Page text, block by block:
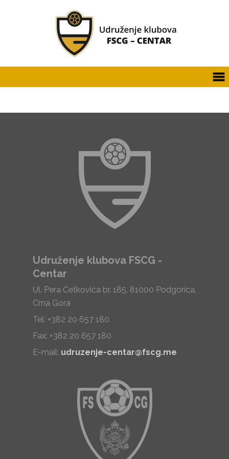
Udruženje klubova FSCG -
Centar
Ul. Pera Ćetkovića br. 185, 81000 Podgorica,
Crna Gora
Tel: +382 20 657 180
Fax: +382 20 657 180
E-mail: udruzenje-centar@fscg.me